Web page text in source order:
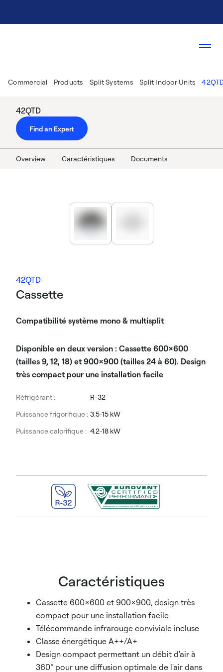
Commercial Products Split Systems Split Indoor Units
42QTD
Find an Expert
Overview Caractéristiques Documents
42QTD
Cassette
Compatibilité système mono & multisplit
Disponible en deux version : Cassette 600x600
(tailles 9, 12, 18) et 900x900 (tailles 24 à 60). Design
très compact pour une installation facile
Réfrigérant :
R-32
Puissance frigorifique : 3.5-15 kW
Puissance calorifique : 4.2-18 kW
Caractéristiques
Cassette 600x600 et 900x900, design très
compact pour une installation facile
Télécommande infrarouge conviviale incluse
Classe énergétique A++/A+
Design compact permettant un débit d'air à
360° pour une diffusion optimale de l'air dans